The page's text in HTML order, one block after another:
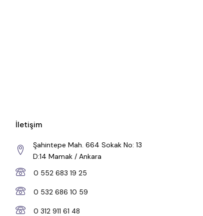
İletişim
Şahintepe Mah. 664 Sokak No: 13
D:14 Mamak / Ankara
0 552 683 19 25
0 532 686 10 59
0 312 911 61 48